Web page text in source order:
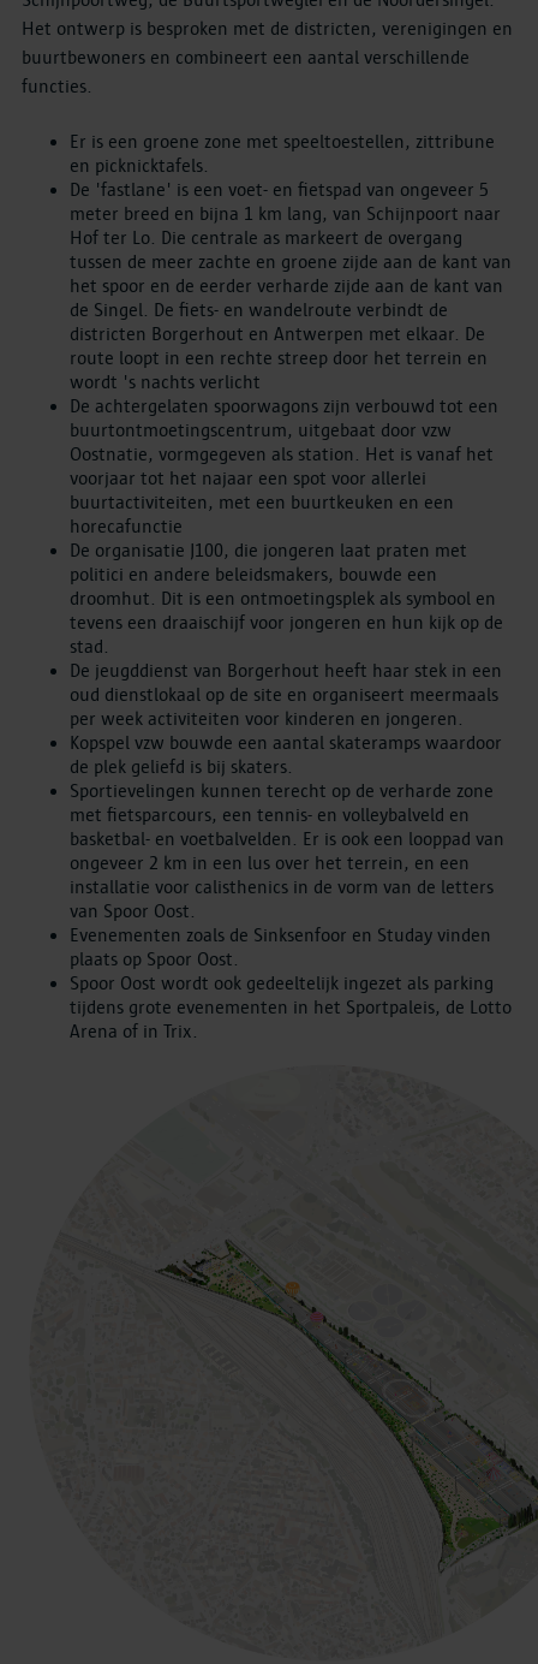
Het ontwerp is besproken met de districten, verenigingen en
buurtbewoners en combineert een aantal verschillende
functies.
Er is een groene zone met speeltoestellen, zittribune
en picknicktafels.
De 'fastlane' is een voet- en fietspad van ongeveer 5
meter breed en bijna 1 km lang, van Schijnpoort naar
Hof ter Lo. Die centrale as markeert de overgang
tussen de meer zachte en groene zijde aan de kant van
het spoor en de eerder verharde zijde aan de kant van
de Singel. De fiets- en wandelroute verbindt de
districten Borgerhout en Antwerpen met elkaar. De
route loopt in een rechte streep door het terrein en
wordt 's nachts verlicht
De achtergelaten spoorwagons zijn verbouwd tot een
buurtontmoetingscentrum, uitgebaat door vzw
Oostnatie, vormgegeven als station. Het is vanaf het
voorjaar tot het najaar een spot voor allerlei
buurtactiviteiten, met een buurtkeuken en een
horecafunctie
De organisatie J100, die jongeren laat praten met
politici en andere beleidsmakers, bouwde een
droomhut. Dit is een ontmoetingsplek als symbool en
tevens een draaischijf voor jongeren en hun kijk op de
stad.
De jeugddienst van Borgerhout heeft haar stek in een
oud dienstlokaal op de site en organiseert meermaals
per week activiteiten voor kinderen en jongeren.
Kopspel vzw bouwde een aantal skateramps waardoor
de plek geliefd is bij skaters.
Sportievelingen kunnen terecht op de verharde zone
met fietsparcours, een tennis- en volleybalveld en
basketbal- en voetbalvelden. Er is ook een looppad van
ongeveer 2 km in een lus over het terrein, en een
installatie voor calisthenics in de vorm van de letters
van Spoor Oost.
Evenementen zoals de Sinksenfoor en Studay vinden
plaats op Spoor Oost.
Spoor Oost wordt ook gedeeltelijk ingezet als parking
tijdens grote evenementen in het Sportpaleis, de Lotto
Arena of in Trix.